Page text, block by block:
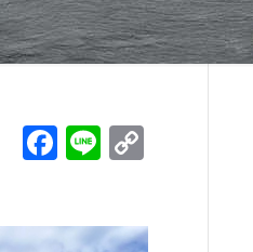
Facebook
Line